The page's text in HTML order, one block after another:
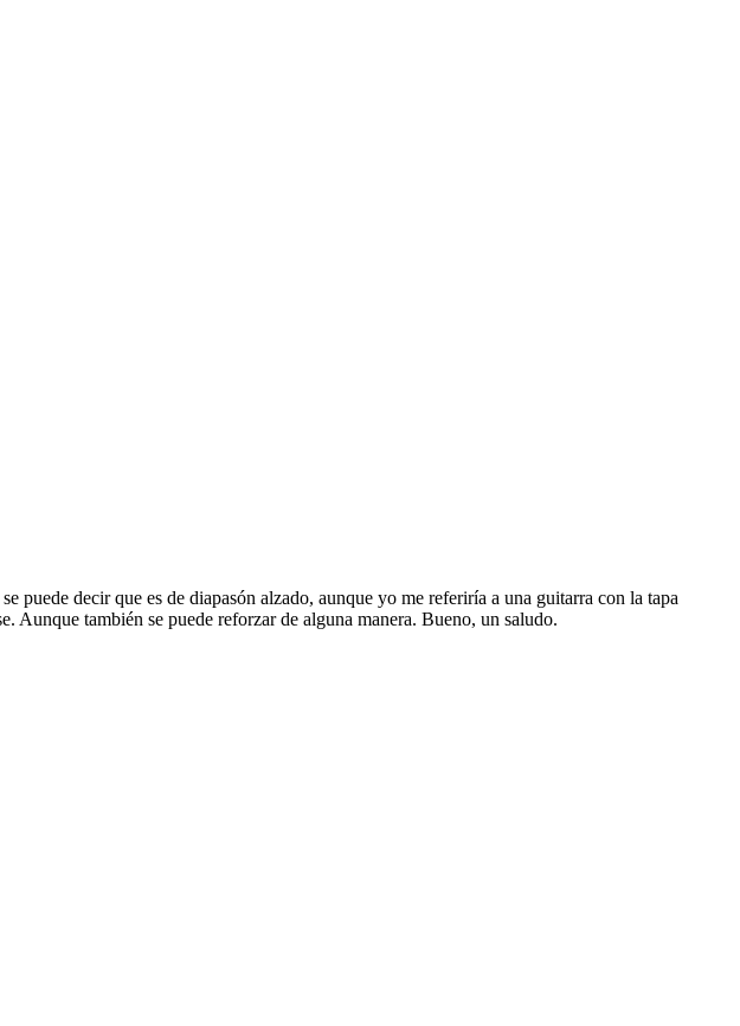
puede decir que es de diapasón alzado, aunque yo me referiría a una guitarra con la tapa
Aunque también se puede reforzar de alguna manera. Bueno, un saludo.